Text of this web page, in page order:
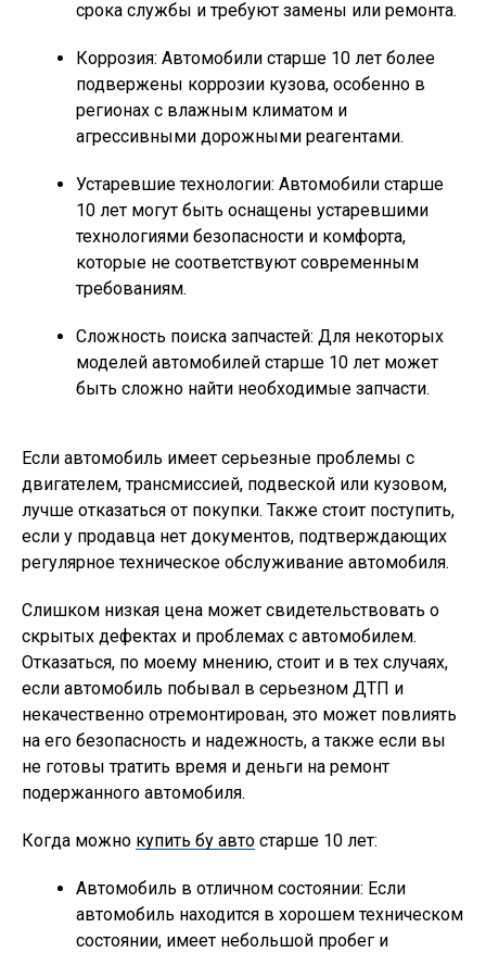
срока службы и требуют замены или ремонта.
Коррозия: Автомобили старше 10 лет более
подвержены коррозии кузова, особенно в
регионах с влажным климатом и
агрессивными дорожными реагентами.
Устаревшие технологии: Автомобили старше
10 лет могут быть оснащены устаревшими
технологиями безопасности и комфорта,
которые не соответствуют современным
требованиям.
Сложность поиска запчастей: Для некоторых
моделей автомобилей старше 10 лет может
быть сложно найти необходимые запчасти.
Если автомобиль имеет серьезные проблемы с
двигателем, трансмиссией, подвеской или кузовом,
лучше отказаться от покупки. Также стоит поступить,
если у продавца нет документов, подтверждающих
регулярное техническое обслуживание автомобиля.
Слишком низкая цена может свидетельствовать о
скрытых дефектах и проблемах с автомобилем.
Отказаться, по моему мнению, стоит и в тех случаях,
если автомобиль побывал в серьезном ДТП и
некачественно отремонтирован, это может повлиять
на его безопасность и надежность, а также если вы
не готовы тратить время и деньги на ремонт
подержанного автомобиля.
Когда можно купить бу авто старше 10 лет:
Автомобиль в отличном состоянии: Если
автомобиль находится в хорошем техническом
состоянии, имеет небольшой пробег и